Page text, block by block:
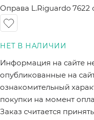
Оправа L.Riguardo 7622
Информация на сайте
опубликованные на
ознакомительный
покупки на момент
Заказ считается